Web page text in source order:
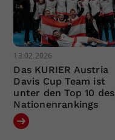
13.02.2026
Das KURIER Austria
Davis Cup Team ist
unter den Top 10 des
Nationenrankings